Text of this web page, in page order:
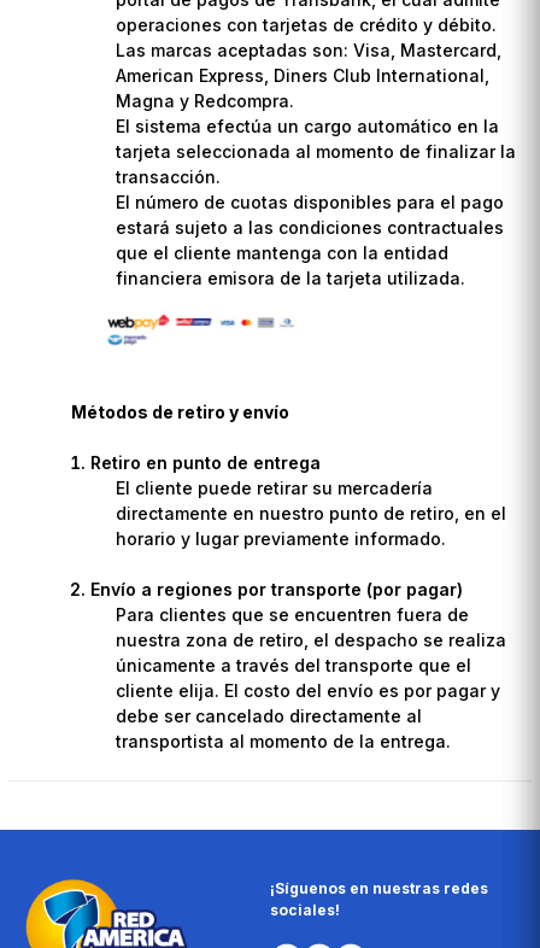
operaciones con tarjetas de crédito y débito.
Las marcas aceptadas son: Visa, Mastercard,
American Express, Diners Club International,
Magna y Redcompra.
El sistema efectúa un cargo automático en la
tarjeta seleccionada al momento de finalizar la
transacción.
El número de cuotas disponibles para el pago
estará sujeto a las condiciones contractuales
que el cliente mantenga con la entidad
financiera emisora de la tarjeta utilizada.
Métodos de retiro y envío
Retiro en punto de entrega
El cliente puede retirar su mercadería
directamente en nuestro punto de retiro, en el
horario y lugar previamente informado.
Envío a regiones por transporte (por pagar)
Para clientes que se encuentren fuera de
nuestra zona de retiro, el despacho se realiza
únicamente a través del transporte que el
cliente elija. El costo del envío es por pagar y
debe ser cancelado directamente al
transportista al momento de la entrega.
¡Síguenos en nuestras redes
sociales!